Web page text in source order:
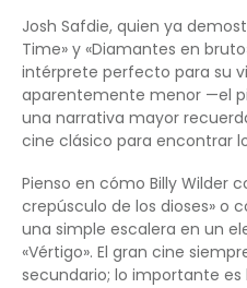
Josh Safdie, quien ya
Time» y «Diamantes en
intérprete perfecto para su
aparentemente menor —el
una narrativa mayor
cine clásico para encontrar
Pienso en cómo Billy Wilder
crepúsculo de los dioses» o
una simple escalera en un
«Vértigo». El gran cine
secundario; lo importante es